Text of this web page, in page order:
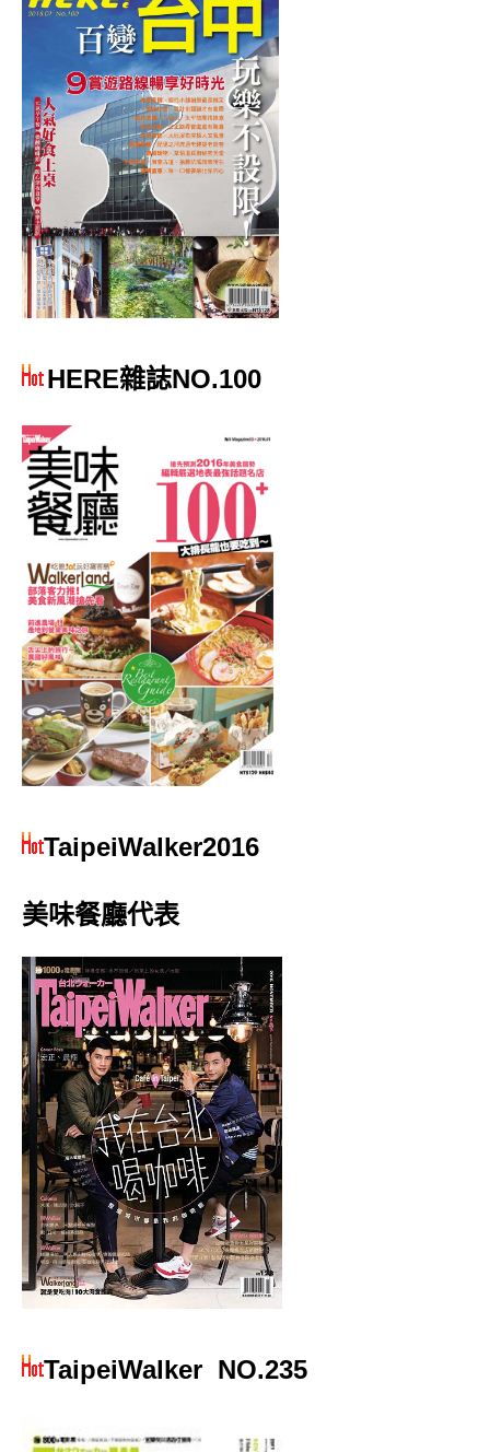
HERE雜誌NO.100
TaipeiWalker2016
美味餐廳代表
TaipeiWalker NO.235